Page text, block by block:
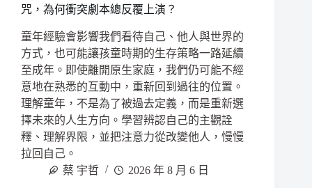
咒，為何衝突劇本總反覆上演？
童年經驗會影響我們看待自己、他人與世界的
方式，也可能讓孩童時期的生存策略一路延續
至成年。即使離開原生家庭，我們仍可能不經
意地在熟悉的互動中，重新回到過往的位置。
理解童年，不是為了被過去定義，而是重新選
擇未來的人生方向。學習辨認自己的主觀詮
釋、理解界限，並把注意力從改變他人，慢慢
拉回自己。
蔡 宇哲
2026 年 8 月 6 日